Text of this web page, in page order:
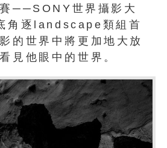
──SONY世界攝影大
角逐landscape類組首
的世界中將更加地大放
見他眼中的世界。